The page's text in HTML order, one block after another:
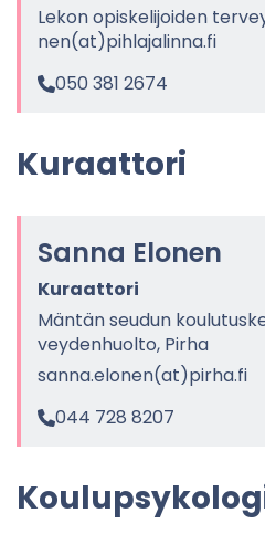
Lekon opis­ke­li­joi­den
nen(at)pih­la­ja­lin­na.fi
050 381 2674
Ku­raat­to­ri
Sanna Elo­nen
Ku­raat­to­ri
Män­tän seu­dun
vey­den­huol­to, Pirha
sanna.elo­nen(at)pirha.fi
044 728 8207